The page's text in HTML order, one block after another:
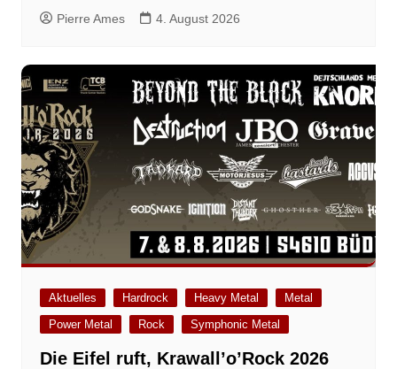
Pierre Ames 4. August 2026
Aktuelles Hardrock Heavy Metal
Metal
Power Metal
Rock Symphonic Metal
Die Eifel ruft, Krawall’o’Rock 2026